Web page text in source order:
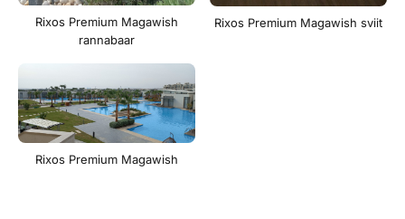
Rixos Premium Magawish
rannabaar
Rixos Premium Magawish sviit
Rixos Premium Magawish